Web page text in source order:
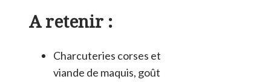
A retenir :
Charcuteries corses et
viande de maquis, goût